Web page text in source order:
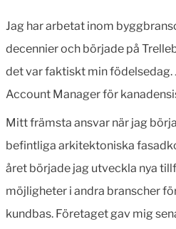
Jag har arbetat inom
decennier och började på
det var faktiskt min födelsedag.
Account Manager för
Mitt främsta ansvar när jag
befintliga arkitektoniska
året började jag utveckla nya
möjligheter i andra branscher
kundbas. Företaget gav mig